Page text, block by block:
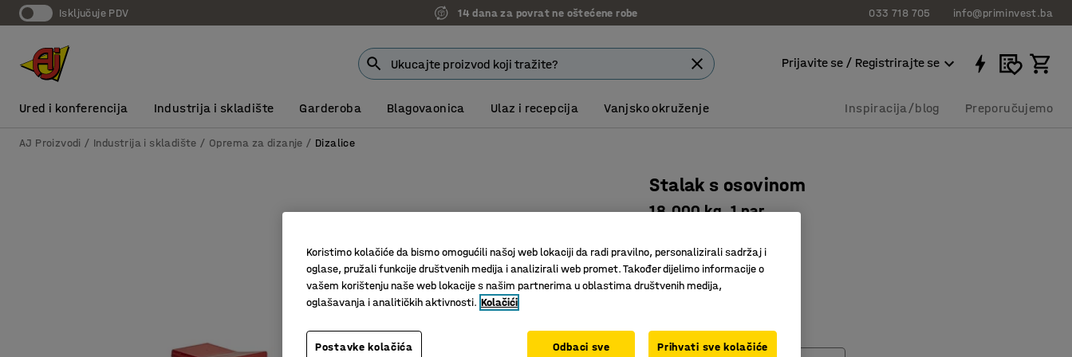
Isključuje PDV 14 dana za povrat ne oštećene robe 033 718 705 info@priminvest.ba
Prijavite se / Registrirajte se
Ured i konferencija Industrija i skladište Garderoba Blagovaonica Ulaz i recepcija Vanjsko okruženje Inspiracija/blog Preporučujemo
AJ Proizvodi Industrija i skladište Oprema za dizanje Dizalice
Stalak s osovinom
18.000 kg, 1 par
Za sigurno podizanje
Velika nosivost
Maksimalna visina (mm)
Koristimo kolačiće da bismo omogućili našoj web lokaciji da radi pravilno, personalizirali sadržaj i
oglase, pružali funkcije društvenih medija i analizirali web promet. Također dijelimo informacije o
vašem korištenju naše web lokacije s našim partnerima u oblastima društvenih medija,
oglašavanja i analitičkih aktivnosti. Kolačići
Postavke kolačića Odbaci sve Prihvati sve kolačiće